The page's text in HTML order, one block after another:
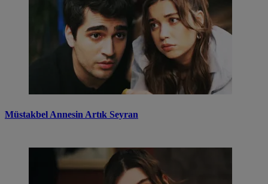
Müstakbel Annesin Artık Seyran